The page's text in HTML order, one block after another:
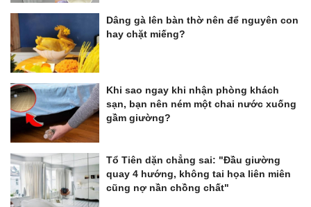
Dâng gà lên bàn thờ nên để nguyên con
hay chặt miếng?
Khi sao ngay khi nhận phòng khách
sạn, bạn nên ném một chai nước xuống
gầm giường?
Tổ Tiên dặn chẳng sai: "Đầu giường
quay 4 hướng, không tai họa liên miên
cũng nợ nần chồng chất"